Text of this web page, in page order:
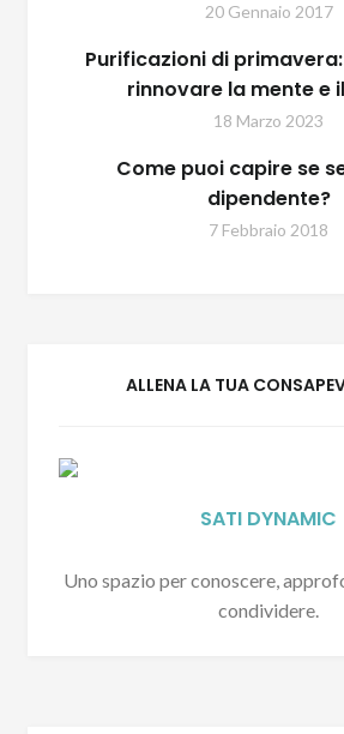
20 Gennaio 2017
Purificazioni di
rinnovare la mente e
18 Marzo 2023
Come puoi capire se
dipendente?
7 Febbraio 2018
ALLENA LA TUA
SATI DYNAMIC
Uno spazio per conoscere,
condividere.